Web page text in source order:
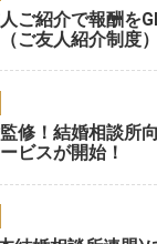
人ご紹介で報酬を
ご友人紹介制度
修！結婚相談所
ビスが開始！